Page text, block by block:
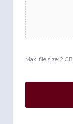
Max. file size: 2 GB.